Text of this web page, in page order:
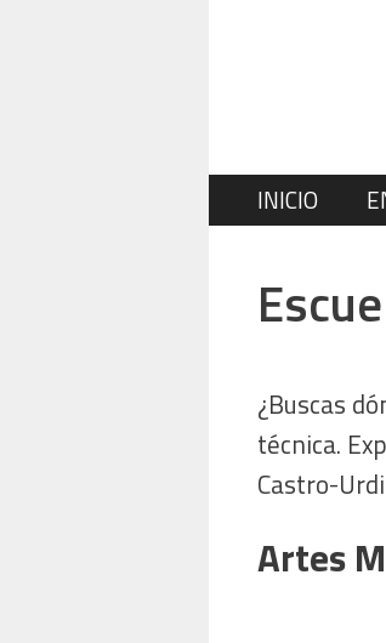
INICIO
¿Buscas
técnica.
Castro-
Artes